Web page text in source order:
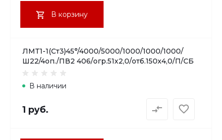
В корзину
ЛМТ1-1(Ст3)45°/4000/5000/1000/1000/1000/
Ш22/4оп./ПВ2 406/огр.51х2,0/отб.150х4,0/П/СБ
В наличии
1 руб.